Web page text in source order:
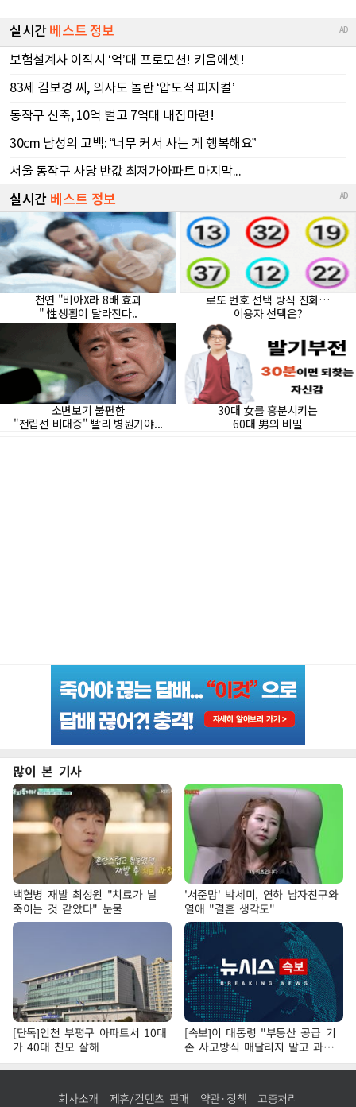
많이 본 기사
백혈병 재발 최성원 "치료가 날
죽이는 것 같았다" 눈물
'서준맘' 박세미, 연하 남자친구와
열애 "결혼 생각도"
[단독]인천 부평구 아파트서 10대
가 40대 친모 살해
[속보]이 대통령 "부동산 공급 기
존 사고방식 매달리지 말고 과감
히 실천"
회사소개 제휴/컨텐츠 판매 약관·정책 고충처리